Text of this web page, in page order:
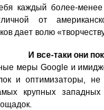
каждый более-
от
дает волю
И все-таки они
меры Google и
и оптимизаторы,
крупных западных